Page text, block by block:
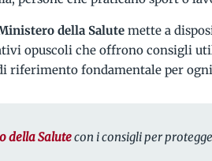
della Salute mette a
opuscoli che offrono consigli
riferimento fondamentale per
della Salutecon i consigli per